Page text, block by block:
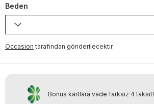
Beden
Occasion tarafından gönderilecektir.
Bonus kartlara vade farksız 4 taksit!